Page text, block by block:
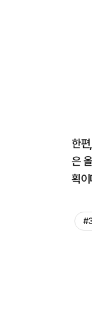
한
은
획